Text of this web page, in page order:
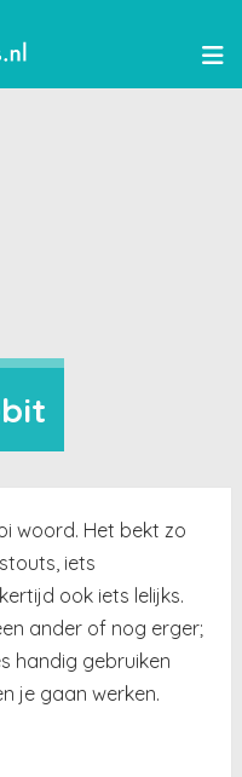
woord. Het bekt zo
iets
ook iets lelijks.
ander of nog erger;
handig gebruiken
je gaan werken.